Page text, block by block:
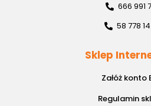
666 991
58 778
Sklep
Załóż konto
Regulamin